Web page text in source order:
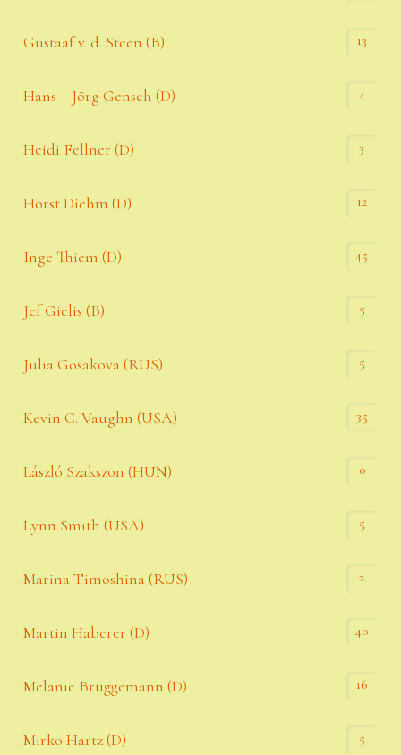
Gustaaf v. d. Steen (B) 13
Hans – Jörg Gensch (D) 4
Heidi Fellner (D) 3
Horst Diehm (D) 12
Inge Thiem (D) 45
Jef Gielis (B) 5
Julia Gosakova (RUS) 5
Kevin C. Vaughn (USA) 35
László Szakszon (HUN) 0
Lynn Smith (USA) 5
Marina Timoshina (RUS) 2
Martin Haberer (D) 40
Melanie Brüggemann (D) 16
Mirko Hartz (D) 5